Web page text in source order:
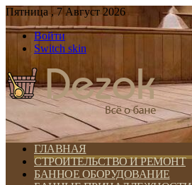
Пятница , 7 Август 2026
Войти
Switch skin
ГЛАВНАЯ
СТРОИТЕЛЬСТВО И РЕМОНТ
БАННОЕ ОБОРУДОВАНИЕ